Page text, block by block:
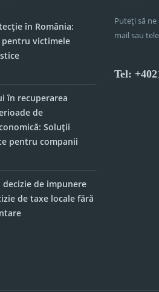
în România:
victimele
în recuperarea
de
Soluții
pentru companii
de impunere
de taxe locale fără
Puteți să
mail sau
Tel: